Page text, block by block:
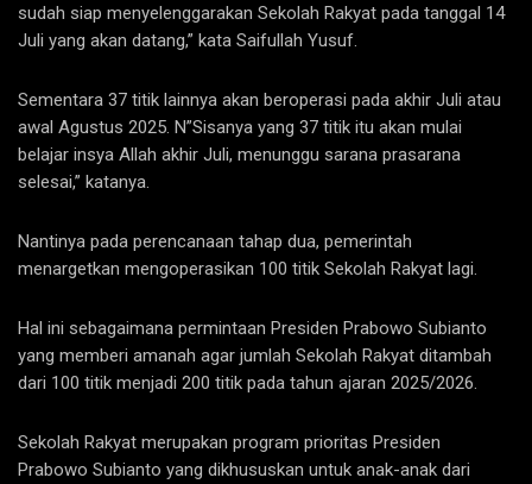
sudah siap menyelenggarakan Sekolah Rakyat pada tanggal 14
Juli yang akan datang,” kata Saifullah Yusuf.
Sementara 37 titik lainnya akan beroperasi pada akhir Juli atau
awal Agustus 2025. N”Sisanya yang 37 titik itu akan mulai
belajar insya Allah akhir Juli, menunggu sarana prasarana
selesai,” katanya.
Nantinya pada perencanaan tahap dua, pemerintah
menargetkan mengoperasikan 100 titik Sekolah Rakyat lagi.
Hal ini sebagaimana permintaan Presiden Prabowo Subianto
yang memberi amanah agar jumlah Sekolah Rakyat ditambah
dari 100 titik menjadi 200 titik pada tahun ajaran 2025/2026.
Sekolah Rakyat merupakan program prioritas Presiden
Prabowo Subianto yang dikhususkan untuk anak-anak dari